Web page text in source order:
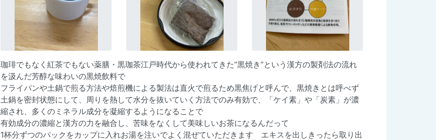
珈琲でもなく紅茶でもない薬膳・黒珈茶江戸時代から使われてきた”黒焼き”という漢方の製剤法の流れ
を汲んだ芳醇な味わいの黒焼飲料で
フライパンや土鍋で煎る方法や焙煎機による製法は直火で煎るため黒焦げと呼んで、黒焼きとは呼べず
土鍋を密封状態にして、周りを熱して水分を抜いていく方法でのみ有効で、「ケイ素」や「炭素」が濃
縮され、多くのミネラル成分を凝縮するようになることで
有効成分の濃縮と漢方の力を融合し、苦味をなくして美味しいお茶になるんだって
1杯分ずつのパックをカップに入れお湯を注いでよく混ぜていただきます エキスを出しきったら取り出